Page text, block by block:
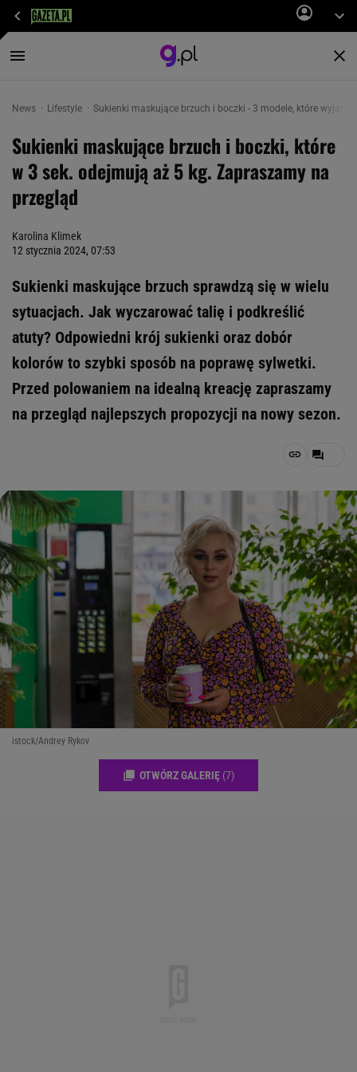
News Lifestyle Sukienki maskujące brzuch i boczki - 3 modele, które
Sukienki maskujące brzuch i boczki, które
w 3 sek. odejmują aż 5 kg. Zapraszamy na
przegląd
Karolina Klimek
12 stycznia 2024, 07:53
Sukienki maskujące brzuch sprawdzą się w wielu
sytuacjach. Jak wyczarować talię i podkreślić
atuty? Odpowiedni krój sukienki oraz dobór
kolorów to szybki sposób na poprawę sylwetki.
Przed polowaniem na idealną kreację zapraszamy
na przegląd najlepszych propozycji na nowy sezon.
istock/Andrey Rykov
OTWÓRZ GALERIĘ (7)